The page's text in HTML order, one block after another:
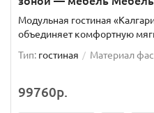
Модульная гостиная
объединяет комфортную
Тип: гостиная Материал
99760р.